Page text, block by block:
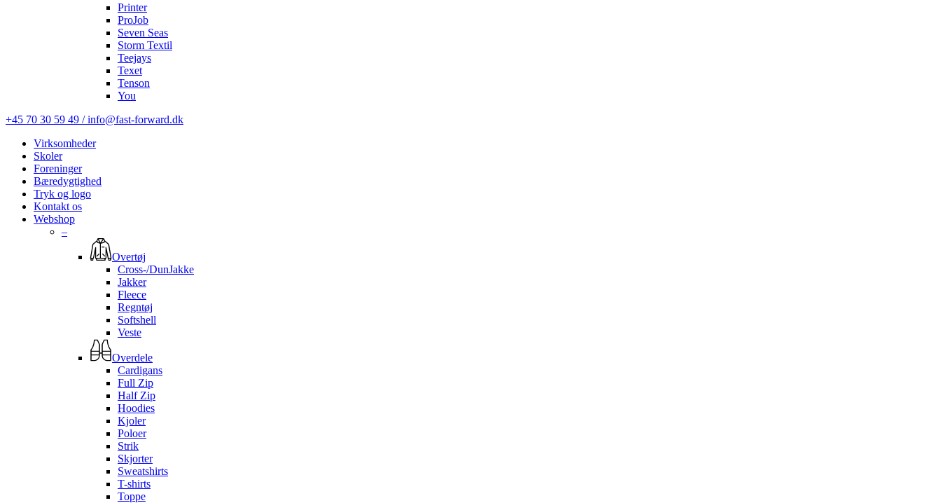
Printer
ProJob
Seven Seas
Storm Textil
Teejays
Texet
Tenson
You
+45 70 30 59 49 / info@fast-forward.dk
Virksomheder
Skoler
Foreninger
Bæredygtighed
Tryk og logo
Kontakt os
Webshop
–
Overtøj
Cross-/DunJakke
Jakker
Fleece
Regntøj
Softshell
Veste
Overdele
Cardigans
Full Zip
Half Zip
Hoodies
Kjoler
Poloer
Strik
Skjorter
Sweatshirts
T-shirts
Toppe